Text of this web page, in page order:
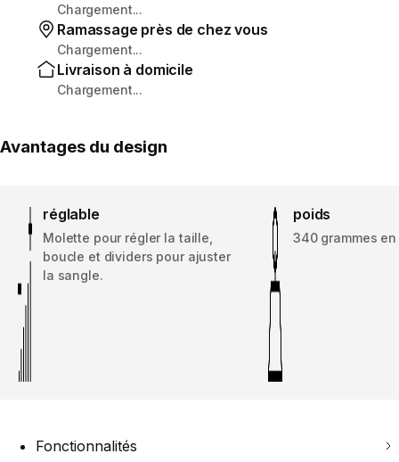
Chargement...
Ramassage près de chez vous
Chargement...
Livraison à domicile
Chargement...
Avantages du design
réglable
Molette pour régler la taille,
boucle et dividers pour ajuster
la sangle.
poids
340 grammes
Fonctionnalités